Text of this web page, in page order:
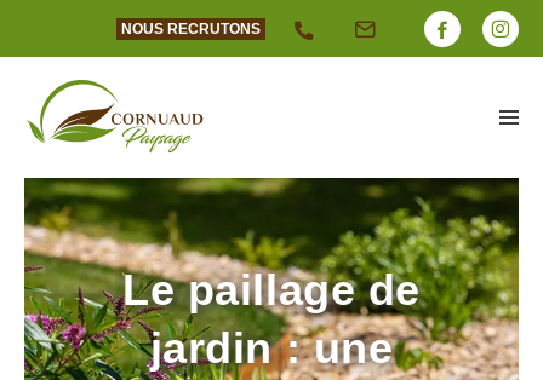
NOUS RECRUTONS
Le paillage de
jardin : une